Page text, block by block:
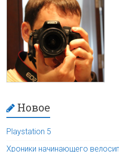
Новое
Playstation 5
Хроники начинающего